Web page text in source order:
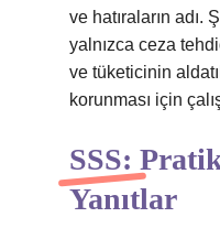
ve hatıraların adı.
yalnızca ceza
ve tüketicinin
korunması için
SSS:
Yanıtlar